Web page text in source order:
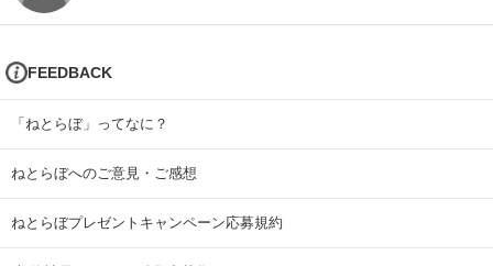
FEEDBACK
「ねとらぼ」ってなに？
ねとらぼへのご意見・ご感想
ねとらぼプレゼントキャンペーン応募規約